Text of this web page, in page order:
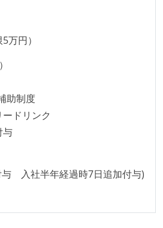
アップミーティング、またはそれ
打ち合わせを行っている
後などに、定期的にチームでふり
位には絶対量（人日など）ではな
い、極力複数人の意見を調整する
デリバリー）を行っている
ジョン管理ツールで管理している
たコードのマージは Pull Request
万円）
助制度
ドリンク
与
入社半年経過時7日追加付与)